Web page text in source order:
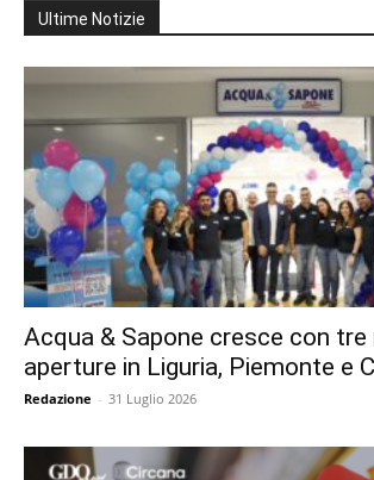
Ultime Notizie
Acqua & Sapone cresce con tre
aperture in Liguria, Piemonte e
Redazione - 31 Luglio 2026